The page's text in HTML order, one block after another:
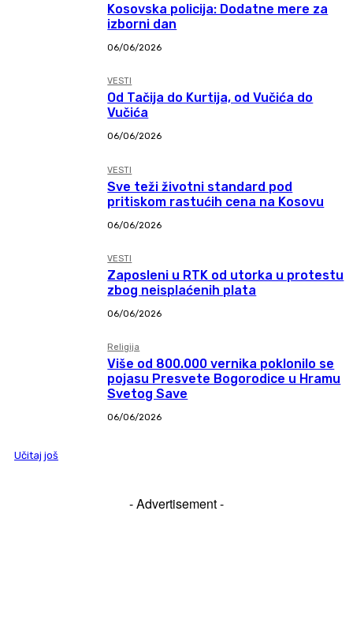
Kosovska policija: Dodatne mere za
izborni dan
06/06/2026
VESTI
Od Tačija do Kurtija, od Vučića do
Vučića
06/06/2026
VESTI
Sve teži životni standard pod
pritiskom rastućih cena na Kosovu
06/06/2026
VESTI
Zaposleni u RTK od utorka u protestu
zbog neisplaćenih plata
06/06/2026
Religija
Više od 800.000 vernika poklonilo se
pojasu Presvete Bogorodice u Hramu
Svetog Save
06/06/2026
Učitaj još
- Advertisement -